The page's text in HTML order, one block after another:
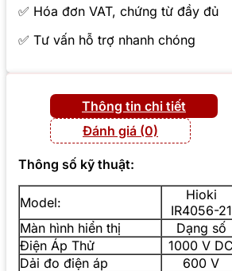
✅ Hóa đơn VAT, chứng từ đầy đủ
✅ Tư vấn hỗ trợ nhanh chóng
Thông tin chi tiết
Đánh giá (0)
Thông số kỹ thuật:
Model:
Hioki
IR4056-21
Màn hình hiển thị
Dạng số
Điện Áp Thử
1000 V DC
Dải đo điện áp
600 V